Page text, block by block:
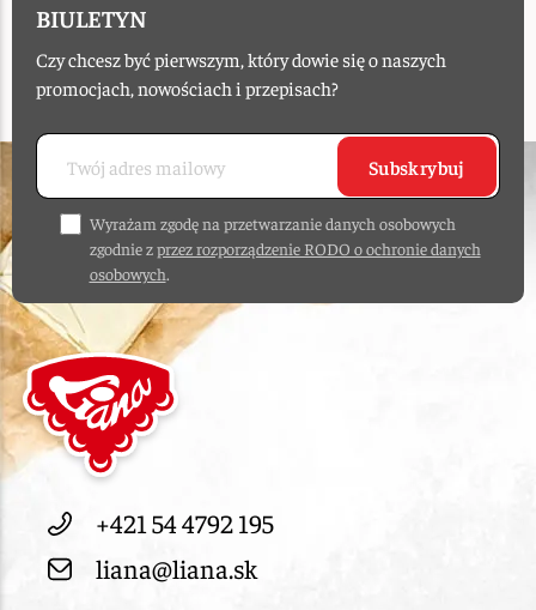
BIULETYN
Czy chcesz być pierwszym, który dowie się o naszych
promocjach, nowościach i przepisach?
Subskrybuj
Wyrażam zgodę na przetwarzanie danych osobowych
zgodnie zprzez rozporządzenie RODO o ochronie danych
osobowych.
+421 54 4792 195
liana@liana.sk